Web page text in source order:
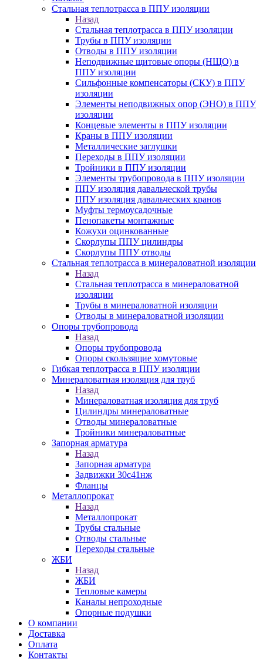
Стальная теплотрасса в ППУ изоляции
Назад
Стальная теплотрасса в ППУ изоляции
Трубы в ППУ изоляции
Отводы в ППУ изоляции
Неподвижные щитовые опоры (НЩО) в
ППУ изоляции
Cильфонные компенсаторы (СКУ) в ППУ
изоляции
Элементы неподвижных опор (ЭНО) в ППУ
изоляции
Концевые элементы в ППУ изоляции
Краны в ППУ изоляции
Металлические заглушки
Переходы в ППУ изоляции
Тройники в ППУ изоляции
Элементы трубопровода в ППУ изоляции
ППУ изоляция давальческой трубы
ППУ изоляция давальческих кранов
Муфты термоусадочные
Пенопакеты монтажные
Кожухи оцинкованные
Скорлупы ППУ цилиндры
Скорлупы ППУ отводы
Стальная теплотрасса в минераловатной изоляции
Назад
Стальная теплотрасса в минераловатной
изоляции
Трубы в минераловатной изоляции
Отводы в минераловатной изоляции
Опоры трубопровода
Назад
Опоры трубопровода
Опоры скользящие хомутовые
Гибкая теплотрасса в ППУ изоляции
Минераловатная изоляция для труб
Назад
Минераловатная изоляция для труб
Цилиндры минераловатные
Отводы минераловатные
Тройники минераловатные
Запорная арматура
Назад
Запорная арматура
Задвижки 30с41нж
Фланцы
Металлопрокат
Назад
Металлопрокат
Трубы стальные
Отводы стальные
Переходы стальные
ЖБИ
Назад
ЖБИ
Тепловые камеры
Каналы непроходные
Опорные подушки
О компании
Доставка
Оплата
Контакты